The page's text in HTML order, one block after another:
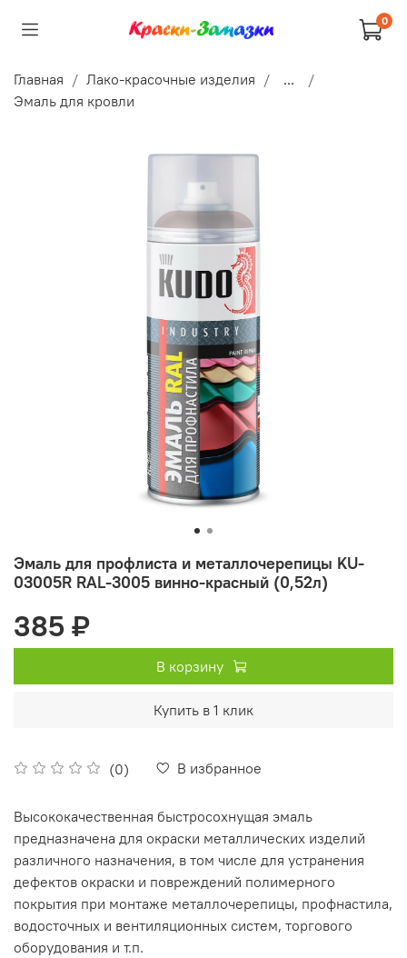
0
Главная Лако-красочные изделия
...
Эмаль для кровли
Эмаль для профлиста и металлочерепицы KU-
03005R RAL-3005 винно-красный (0,52л)
(0) В избранное
385 ₽
В корзину
Купить в 1 клик
Высококачественная быстросохнущая эмаль
предназначена для окраски металлических изделий
различного назначения, в том числе для устранения
дефектов окраски и повреждений полимерного
покрытия при монтаже металлочерепицы, профнастила,
водосточных и вентиляционных систем, торгового
оборудования и т.п.